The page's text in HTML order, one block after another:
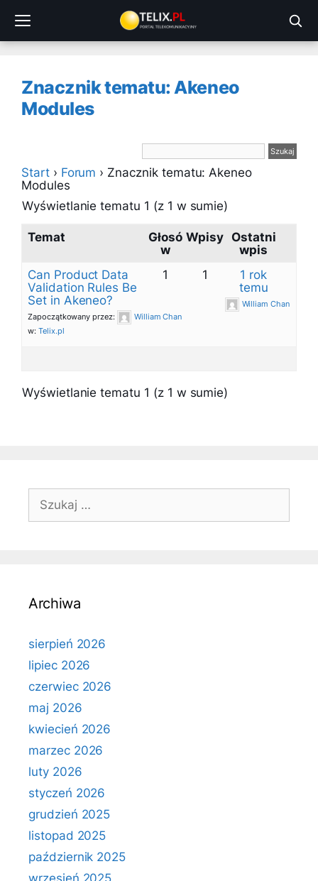
treści
Znacznik tematu: Akeneo
Modules
Start › Forum › Znacznik tematu: Akeneo
Modules
Wyświetlanie tematu 1 (z 1 w sumie)
Temat
Głosó
w
Wpisy Ostatni
wpis
Can Product Data
Validation Rules Be
Set in Akeneo?
Zapoczątkowany przez:
William Chan
w: Telix.pl
1 1
1 rok
temu
William Chan
Wyświetlanie tematu 1 (z 1 w sumie)
Szukaj:
Archiwa
sierpień 2026
lipiec 2026
czerwiec 2026
maj 2026
kwiecień 2026
marzec 2026
luty 2026
styczeń 2026
grudzień 2025
listopad 2025
październik 2025
wrzesień 2025